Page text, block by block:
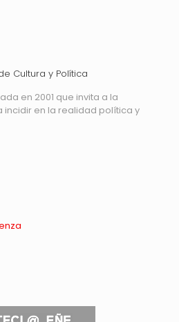
Cultura y Política
en 2001 que invita a la
incidir en la realidad política y